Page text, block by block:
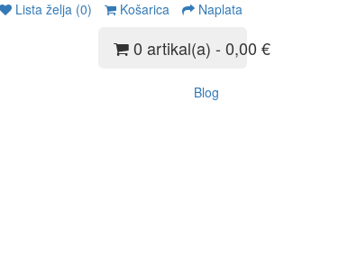
Lista želja (0) Košarica Naplata
0 artikal(a) - 0,00 €
Blog